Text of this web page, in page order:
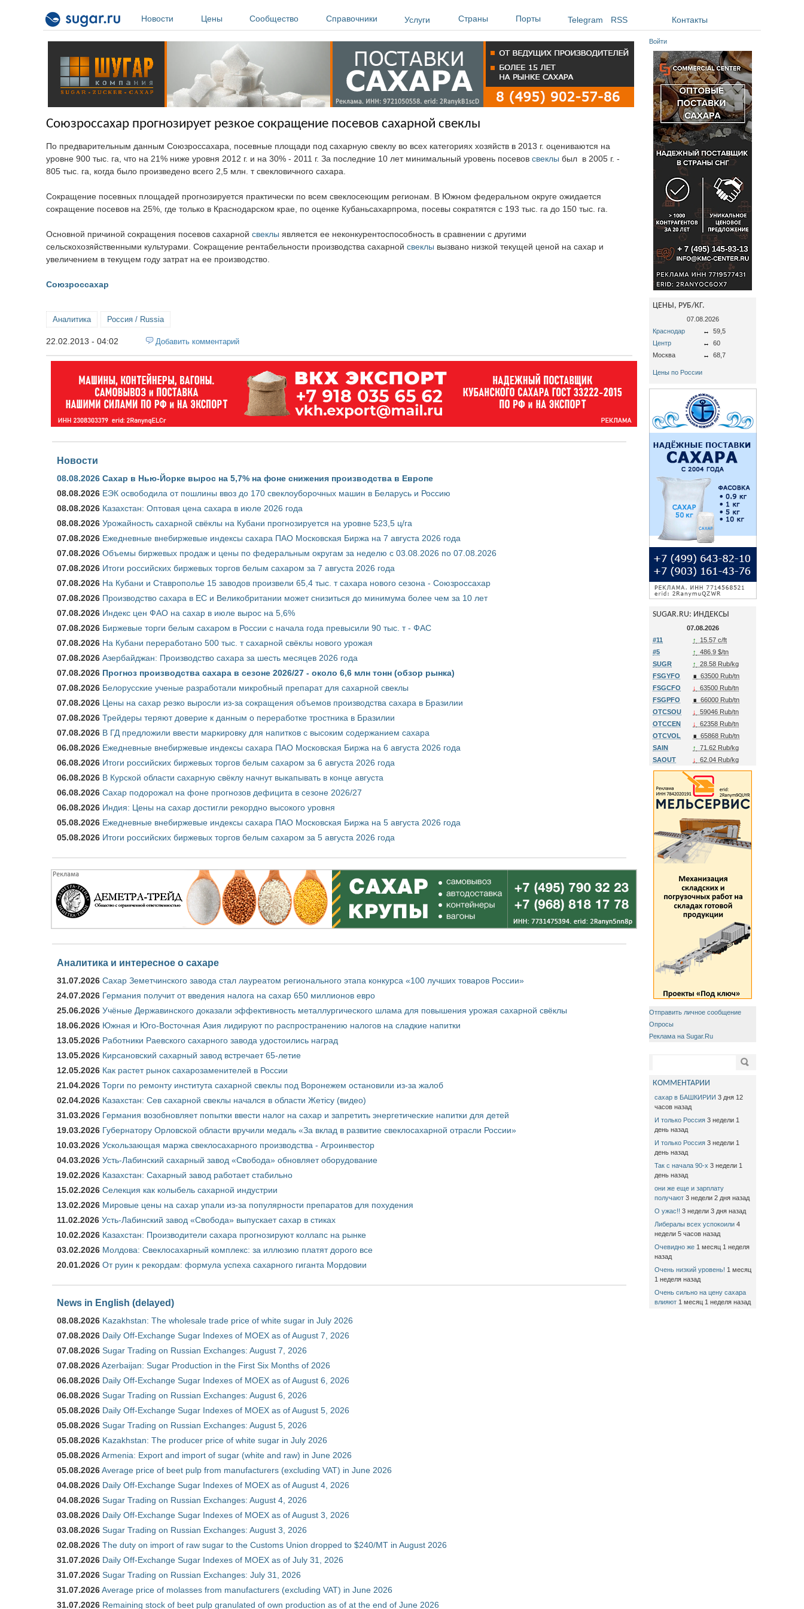
Новости
Цены Сообщество Справочники Услуги Страны Порты Telegram RSS Контакты
Союзроссахар прогнозирует резкое сокращение посевов сахарной свеклы
По предварительным данным Союзроссахара, посевные площади под сахарную свеклу во всех категориях хозяйств в 2013 г. оцениваются на
уровне 900 тыс. га, что на 21% ниже уровня 2012 г. и на 30% - 2011 г. За последние 10 лет минимальный уровень посевов свеклы был в 2005 г. -
805 тыс. га, когда было произведено всего 2,5 млн. т свекловичного сахара.
Сокращение посевных площадей прогнозируется практически по всем свеклосеющим регионам. В Южном федеральном округе ожидается
сокращение посевов на 25%, где только в Краснодарском крае, по оценке Кубаньсахарпрома, посевы сократятся с 193 тыс. га до 150 тыс. га.
Основной причиной сокращения посевов сахарной свеклы является ее неконкурентоспособность в сравнении с другими
сельскохозяйственными культурами. Сокращение рентабельности производства сахарной свеклы вызвано низкой текущей ценой на сахар и
увеличением в текущем году затрат на ее производство.
Союзроссахар
Аналитика Россия / Russia
22.02.2013 - 04:02 Добавить комментарий
Новости
08.08.2026 Сахар в Нью-Йорке вырос на 5,7% на фоне снижения производства в Европе
08.08.2026 ЕЭК освободила от пошлины ввоз до 170 свеклоуборочных машин в Беларусь и Россию
08.08.2026 Казахстан: Оптовая цена сахара в июле 2026 года
08.08.2026 Урожайность сахарной свёклы на Кубани прогнозируется на уровне 523,5 ц/га
07.08.2026 Ежедневные внебиржевые индексы сахара ПАО Московская Биржа на 7 августа 2026 года
07.08.2026 Объемы биржевых продаж и цены по федеральным округам за неделю с 03.08.2026 по 07.08.2026
07.08.2026 Итоги российских биржевых торгов белым сахаром за 7 августа 2026 года
07.08.2026 На Кубани и Ставрополье 15 заводов произвели 65,4 тыс. т сахара нового сезона - Союзроссахар
07.08.2026 Производство сахара в ЕС и Великобритании может снизиться до минимума более чем за 10 лет
07.08.2026 Индекс цен ФАО на сахар в июле вырос на 5,6%
07.08.2026 Биржевые торги белым сахаром в России с начала года превысили 90 тыс. т - ФАС
07.08.2026 На Кубани переработано 500 тыс. т сахарной свёклы нового урожая
07.08.2026 Азербайджан: Производство сахара за шесть месяцев 2026 года
07.08.2026 Прогноз производства сахара в сезоне 2026/27 - около 6,6 млн тонн (обзор рынка)
07.08.2026 Белорусские ученые разработали микробный препарат для сахарной свеклы
07.08.2026 Цены на сахар резко выросли из-за сокращения объемов производства сахара в Бразилии
07.08.2026 Трейдеры теряют доверие к данным о переработке тростника в Бразилии
07.08.2026 В ГД предложили ввести маркировку для напитков с высоким содержанием сахара
06.08.2026 Ежедневные внебиржевые индексы сахара ПАО Московская Биржа на 6 августа 2026 года
06.08.2026 Итоги российских биржевых торгов белым сахаром за 6 августа 2026 года
06.08.2026 В Курской области сахарную свёклу начнут выкапывать в конце августа
06.08.2026 Сахар подорожал на фоне прогнозов дефицита в сезоне 2026/27
06.08.2026 Индия: Цены на сахар достигли рекордно высокого уровня
05.08.2026 Ежедневные внебиржевые индексы сахара ПАО Московская Биржа на 5 августа 2026 года
05.08.2026 Итоги российских биржевых торгов белым сахаром за 5 августа 2026 года
Аналитика и интересное о сахаре
31.07.2026 Сахар Земетчинского завода стал лауреатом регионального этапа конкурса «100 лучших товаров России»
24.07.2026 Германия получит от введения налога на сахар 650 миллионов евро
25.06.2026 Учёные Державинского доказали эффективность металлургического шлама для повышения урожая сахарной свёклы
18.06.2026 Южная и Юго-Восточная Азия лидируют по распространению налогов на сладкие напитки
13.05.2026 Работники Раевского сахарного завода удостоились наград
13.05.2026 Кирсановский сахарный завод встречает 65-летие
12.05.2026 Как растет рынок сахарозаменителей в России
21.04.2026 Торги по ремонту института сахарной свеклы под Воронежем остановили из-за жалоб
02.04.2026 Казахстан: Сев сахарной свеклы начался в области Жетісу (видео)
31.03.2026 Германия возобновляет попытки ввести налог на сахар и запретить энергетические напитки для детей
19.03.2026 Губернатору Орловской области вручили медаль «За вклад в развитие свеклосахарной отрасли России»
10.03.2026 Ускользающая маржа свеклосахарного производства - Агроинвестор
04.03.2026 Усть-Лабинский сахарный завод «Свобода» обновляет оборудование
19.02.2026 Казахстан: Сахарный завод работает стабильно
15.02.2026 Селекция как колыбель сахарной индустрии
13.02.2026 Мировые цены на сахар упали из-за популярности препаратов для похудения
11.02.2026 Усть-Лабинский завод «Свобода» выпускает сахар в стиках
10.02.2026 Казахстан: Производители сахара прогнозируют коллапс на рынке
03.02.2026 Молдова: Свеклосахарный комплекс: за иллюзию платят дорого все
20.01.2026 От руин к рекордам: формула успеха сахарного гиганта Мордовии
News in English (delayed)
08.08.2026 Kazakhstan: The wholesale trade price of white sugar in July 2026
07.08.2026 Daily Off-Exchange Sugar Indexes of MOEX as of August 7, 2026
07.08.2026 Sugar Trading on Russian Exchanges: August 7, 2026
07.08.2026Azerbaijan: Sugar Production in the First Six Months of 2026
06.08.2026 Daily Off-Exchange Sugar Indexes of MOEX as of August 6, 2026
06.08.2026 Sugar Trading on Russian Exchanges: August 6, 2026
05.08.2026 Daily Off-Exchange Sugar Indexes of MOEX as of August 5, 2026
05.08.2026 Sugar Trading on Russian Exchanges: August 5, 2026
05.08.2026 Kazakhstan: The producer price of white sugar in July 2026
05.08.2026Armenia: Export and import of sugar (white and raw) in June 2026
05.08.2026Average price of beet pulp from manufacturers (excluding VAT) in June 2026
04.08.2026 Daily Off-Exchange Sugar Indexes of MOEX as of August 4, 2026
04.08.2026 Sugar Trading on Russian Exchanges: August 4, 2026
03.08.2026 Daily Off-Exchange Sugar Indexes of MOEX as of August 3, 2026
03.08.2026 Sugar Trading on Russian Exchanges: August 3, 2026
02.08.2026 The duty on import of raw sugar to the Customs Union dropped to $240/MT in August 2026
31.07.2026 Daily Off-Exchange Sugar Indexes of MOEX as of July 31, 2026
31.07.2026 Sugar Trading on Russian Exchanges: July 31, 2026
31.07.2026Average price of molasses from manufacturers (excluding VAT) in June 2026
31.07.2026 Remaining stock of beet pulp granulated of own production as of at the end of June 2026
Войти
ЦЕНЫ, РУБ/КГ.
07.08.2026
Краснодар
↔
59,5
Центр
↔
60
Москва
↔ 68,7
Цены по России
SUGAR.RU: ИНДЕКСЫ
07.08.2026
#11
↑
15.57 c/ft
#5
↑
486.9 $/tn
SUGR
↑
28.58 Rub/kg
FSGYFO
∎ 63500 Rub/tn
FSGCFO
↓
63500 Rub/tn
FSGPFO
∎ 66000 Rub/tn
OTCSOU
↓
59046 Rub/tn
OTCCEN
↓
62358 Rub/tn
OTCVOL
∎ 65868 Rub/tn
SAIN
↑
71.62 Rub/kg
SAOUT
↓ 62.04 Rub/kg
Отправить личное сообщение
Опросы
Реклама на Sugar.Ru
Поиск
КОММЕНТАРИИ
сахар в БАШКИРИИ 3 дня 12
часов назад
И только Россия 3 недели 1
день назад
И только Россия 3 недели 1
день назад
Так с начала 90-х 3 недели 1
день назад
они же еще и зарплату
получают 3 недели 2 дня назад
О ужас!! 3 недели 3 дня назад
Либералы всех успокоили 4
недели 5 часов назад
Очевидно же 1 месяц 1 неделя
назад
Очень низкий уровень! 1 месяц
1 неделя назад
Очень сильно на цену сахара
влияют 1 месяц 1 неделя назад